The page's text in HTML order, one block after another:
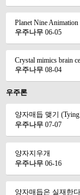
Planet Nine Animation
우주나무 06-05
Crystal mimics brain
우주나무 08-04
우주론
양자매듭 맺기
우주나무 07-07
양자지우개
우주나무 06-16
양자매듭은 실재한